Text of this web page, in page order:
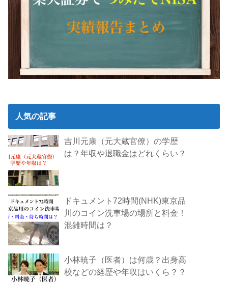
人気の記事
吉川元康（元大蔵官僚）の学歴
は？年収や退職金はどれくらい？
ドキュメント72時間(NHK)東京品
川のコイン洗車場の場所と料金！
混雑時間は？
小林暁子（医者）は何歳？出身高
校などの経歴や年収はいくら？？